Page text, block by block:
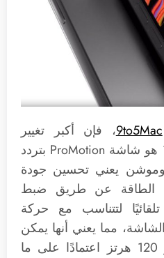
9to5Mac، فإن أكبر تغيير
سيحصل عليه آي-فون 12 هو شاشة ProMotion بتردد
يعني تحسين جودة
الطاقة عن طريق ضبط
لتتناسب مع حركة
مما يعني أنها يمكن
أن ترتد بين 60 هرتز و 120 هرتز اعتمادًا على ما